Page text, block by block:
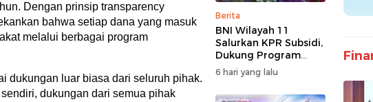
Dengan prinsip transparency
bahwa setiap dana yang masuk
melalui berbagai program
dukungan luar biasa dari seluruh pihak.
dukungan dari semua pihak
Berita
BNI Wilayah 11
Salurkan KPR Subsidi,
Dukung Program
62.710 Rumah
Bersubsidi
6 hari yang lalu